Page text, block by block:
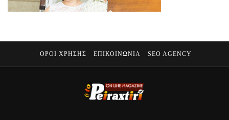
ΟΡΟΙ ΧΡΗΣΗΣ ΕΠΙΚΟΙΝΩΝΙΑ SEO AGENCY